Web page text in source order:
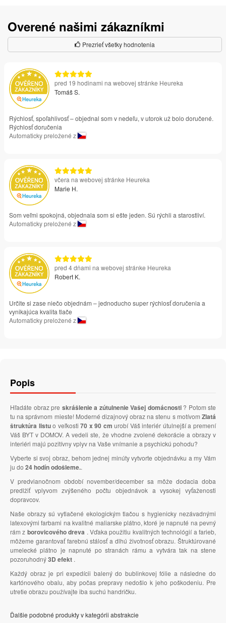
Overené našimi zákazníkmi
Prezrieť všetky hodnotenia
pred 19 hodinami na webovej stránke Heureka
Tomáš S.
Rýchlosť, spoľahlivosť – objednal som v nedeľu, v utorok už bolo doručené.
Rýchlosť doručenia
Automaticky preložené z
včera na webovej stránke Heureka
Marie H.
Som veľmi spokojná, objednala som si ešte jeden. Sú rýchli a starostliví.
Automaticky preložené z
pred 4 dňami na webovej stránke Heureka
Robert K.
Určite si zase niečo objednám – jednoducho super rýchlosť doručenia a
vynikajúca kvalita tlače
Automaticky preložené z
Popis
Hľadáte obraz pre skrášlenie a zútulnenie Vašej domácnosti ? Potom ste
tu na správnom mieste! Moderné dizajnový obraz na stenu s motívom Zlatá
štruktúra listuo veľkosti70 x 90 cm urobí Váš interiér útulnejší a premení
Váš BYT v DOMOV. A vedeli ste, že vhodne zvolené dekorácie a obrazy v
interiéri majú pozitívny vplyv na Vaše vnímanie a psychickú pohodu?
Vyberte si svoj obraz, behom jednej minúty vytvorte objednávku a my Vám
ju do 24 hodín odošleme..
V predvianočnom období november/december sa môže dodacia doba
predlžiť vplyvom zvýšeného počtu objednávok a vysokej vyťaženosti
dopravcov.
Naše obrazy sú vytlačené ekologickým tlačou s hygienicky nezávadnými
latexovými farbami na kvalitné maliarske plátno, ktoré je napnuté na pevný
rám z borovicového dreva . Vďaka použitiu kvalitných technológií a farieb,
môžeme garantovať farebnú stálosť a dlhú životnosť obrazu. Štruktúrované
umelecké plátno je napnuté po stranách rámu a vytvára tak na stene
pozoruhodný3D efekt .
Každý obraz je pri expedícii balený do bublinkovej fólie a následne do
kartónového obalu, aby počas prepravy nedošlo k jeho poškodeniu. Pre
utretie obrazu používajte iba suchú handričku.
Ďalšie podobné produkty v kategórii abstrakcie